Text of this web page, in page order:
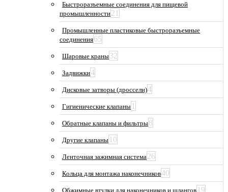
Быстроразъемные соединения для пищевой
промышленности21
Промышленные пластиковые быстроразъемные
соединения65
Шаровые краны32
Задвижки4
Дисковые затворы (дроссели)4
Гигиенические клапаны 1
Обратные клапаны и фильтры8
Другие клапаны 10
Ленточная зажимная система26
Кольца для монтажа наконечников40
Обжимные втулки для наконечников и шлангов 19